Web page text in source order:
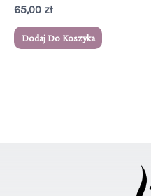
65,00 zł
Dodaj Do Koszyka